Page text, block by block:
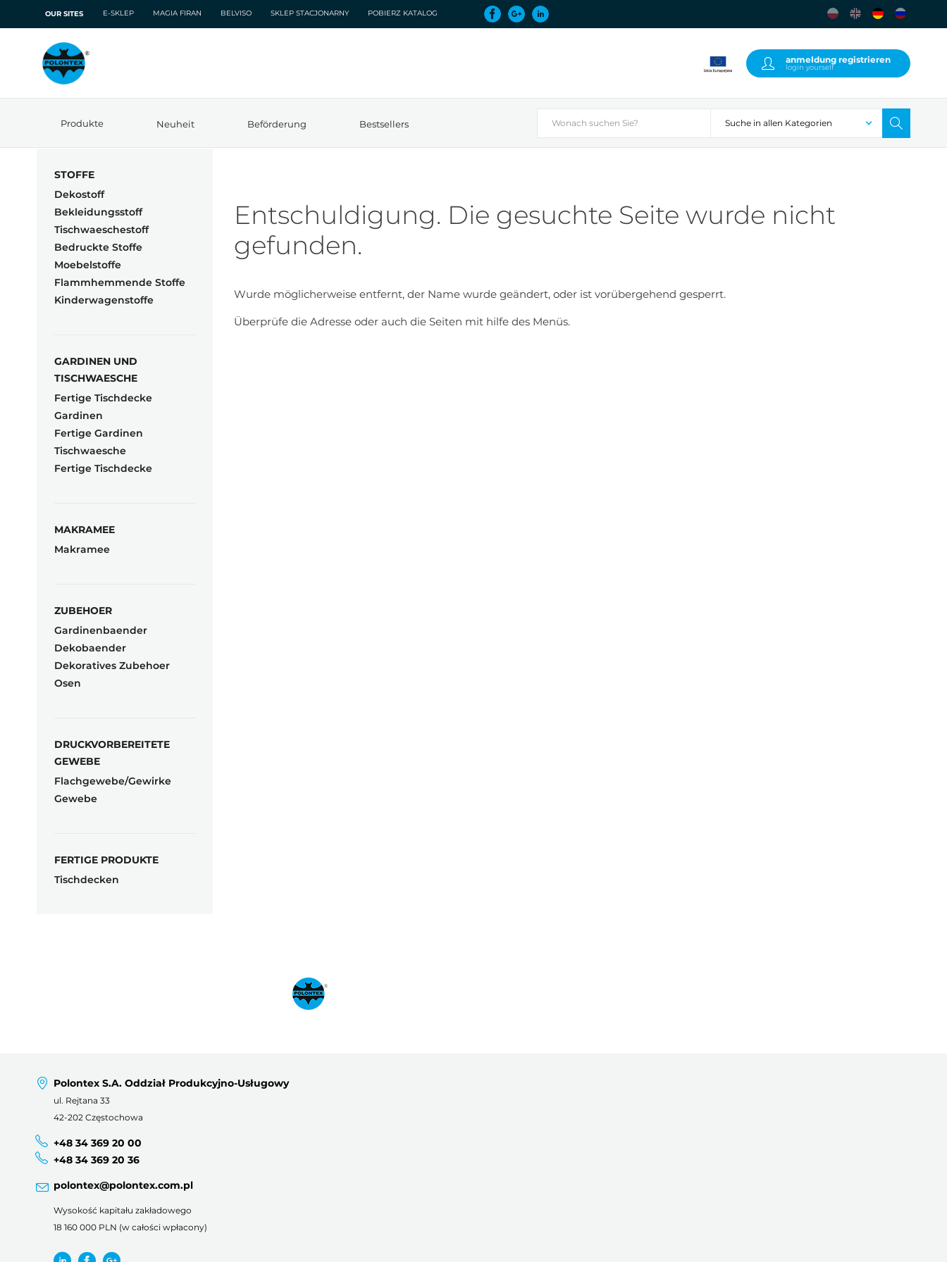
OUR SITES E-SKLEP MAGIA FIRAN BELVISO SKLEP STACJONARNY POBIERZ KATALOG
anmeldung registrieren
login yourself
Produkte Neuheit Beförderung Bestsellers
STOFFE
Dekostoff
Bekleidungsstoff
Tischwaeschestoff
Bedruckte Stoffe
Moebelstoffe
Flammhemmende Stoffe
Kinderwagenstoffe
GARDINEN UND
TISCHWAESCHE
Fertige Tischdecke
Gardinen
Fertige Gardinen
Tischwaesche
Fertige Tischdecke
MAKRAMEE
Makramee
ZUBEHOER
Gardinenbaender
Dekobaender
Dekoratives Zubehoer
Osen
DRUCKVORBEREITETE
GEWEBE
Flachgewebe/Gewirke
Gewebe
FERTIGE PRODUKTE
Tischdecken
Entschuldigung. Die gesuchte Seite wurde nicht
gefunden.
Wurde möglicherweise entfernt, der Name wurde geändert, oder ist vorübergehend gesperrt.
Überprüfe die Adresse oder auch die Seiten mit hilfe des Menüs.
Polontex S.A. Oddział Produkcyjno-Usługowy
ul. Rejtana 33
42-202 Częstochowa
+48 34 369 20 00
+48 34 369 20 36
polontex@polontex.com.pl
Wysokość kapitału zakładowego
18 160 000 PLN (w całości wpłacony)